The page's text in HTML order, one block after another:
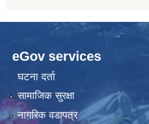
eGov services
घटना दर्ता
सामाजिक सुरक्षा
नागरिक वडापत्र